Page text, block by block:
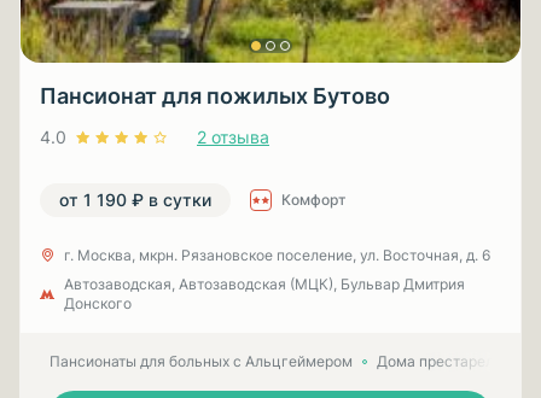
Пансионат для пожилых Бутово
4.0 2 отзыва
от 1 190 ₽ в сутки Комфорт
г. Москва, мкрн. Рязановское поселение, ул. Восточная, д. 6
Автозаводская, Автозаводская (МЦК), Бульвар Дмитрия
Донского
Пансионаты для больных с Альцгеймером Дома престарелых